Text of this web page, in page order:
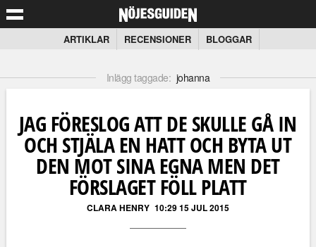
ARTIKLAR RECENSIONER BLOGGAR
Inlägg taggade: johanna
JAG FÖRESLOG ATT DE SKULLE GÅ IN
OCH STJÄLA EN HATT OCH BYTA UT
DEN MOT SINA EGNA MEN DET
FÖRSLAGET FÖLL PLATT
CLARA HENRY 10:29 15 JUL 2015